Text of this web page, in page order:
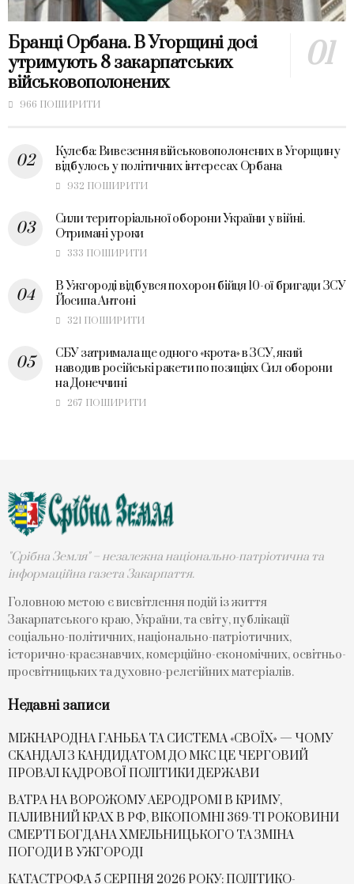
Бранці Орбана. В Угорщині досі
утримують 8 закарпатських
військовополонених
966 ПОШИРИТИ
Кулеба: Вивезення військовополонених в Угорщину
відбулось у політичних інтересах Орбана
932 ПОШИРИТИ
Сили територіальної оборони України у війні.
Отримані уроки
333 ПОШИРИТИ
В Ужгороді відбувся похорон бійця 10-ої бригади ЗСУ
Йосипа Антоні
321 ПОШИРИТИ
СБУ затримала ще одного «крота» в ЗСУ, який
наводив російські ракети по позиціях Сил оборони
на Донеччині
267 ПОШИРИТИ
"Срібна Земля" – незалежна національно-патріотична та
інформаційна газета Закарпаття.
Головною метою є висвітлення подій із життя
Закарпатського краю, України, та світу, публікації
соціально-політичних, національно-патріотичних,
історично-краєзнавчих, комерційно-економічних, освітньо-
просвітницьких та духовно-релегійних матеріалів.
Недавні записи
МІЖНАРОДНА ГАНЬБА ТА СИСТЕМА «СВОЇХ» — ЧОМУ
СKАНДАЛ З КАНДИДАТОМ ДО МКС ЦЕ ЧЕРГОВИЙ
ПРОВАЛ КАДРОВОЇ ПОЛІТИКИ ДЕРЖАВИ
ВАТРА НА ВОРОЖОМУ АЕРОДРОМІ В КРИМУ,
ПАЛИВНИЙ КРАХ В РФ, ВІКОПОМНІ 369-ТІ РОКОВИНИ
СМЕРТІ БОГДАНА ХМЕЛЬНИЦЬКОГО ТА ЗМІНА
ПОГОДИ В УЖГОРОДІ
КАТАСТРОФА 5 СЕРПНЯ 2026 РОКУ: ПОЛІТИКО-